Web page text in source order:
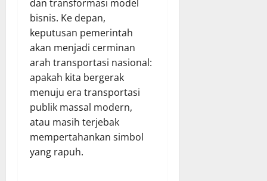
dan transformasi model
bisnis. Ke depan,
keputusan pemerintah
akan menjadi cerminan
arah transportasi nasional:
apakah kita bergerak
menuju era transportasi
publik massal modern,
atau masih terjebak
mempertahankan simbol
yang rapuh.